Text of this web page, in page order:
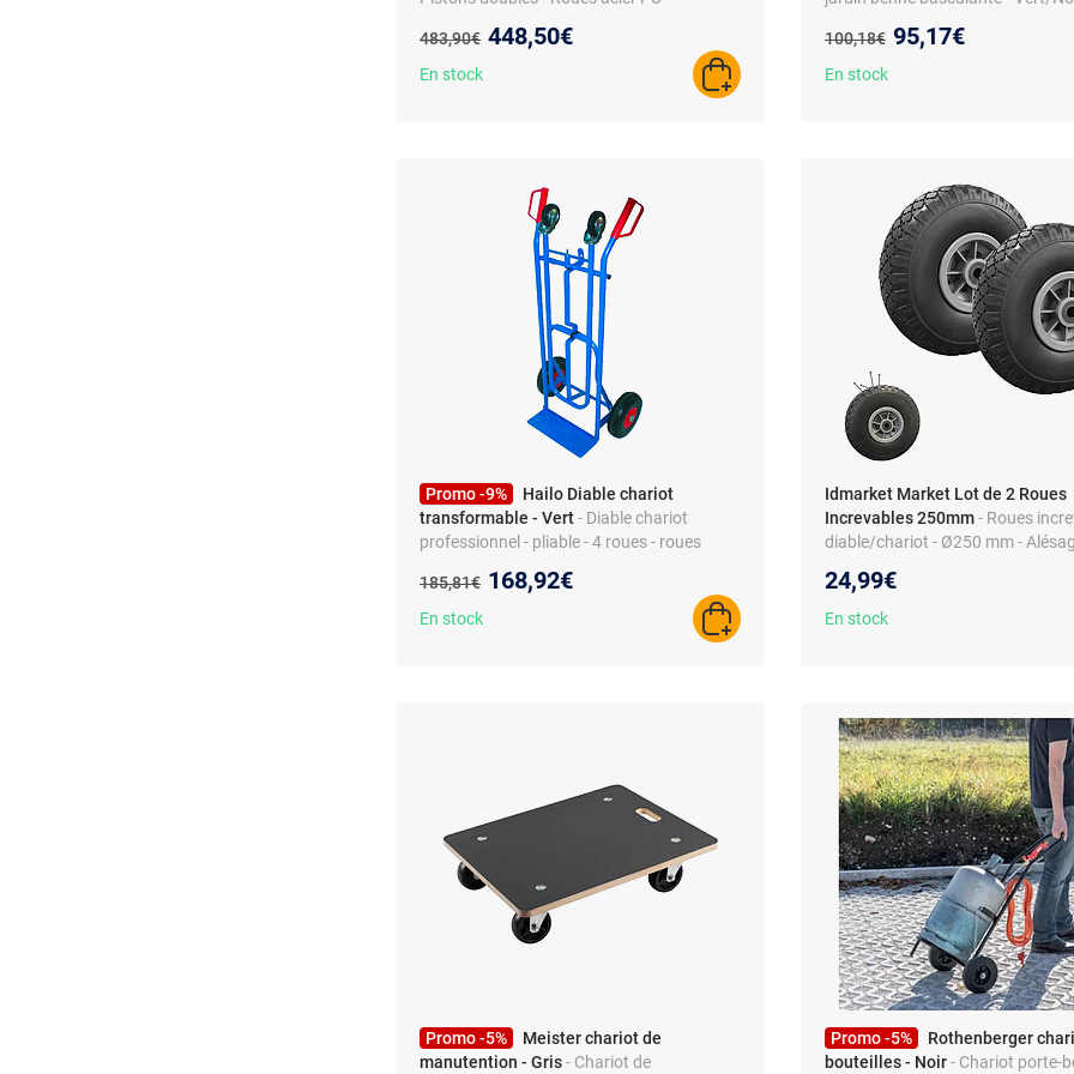
Ancien prix :
483,90€ Nouveau prix :
448,50€
En stock
AJOUTER AU PANIER
Ancien prix :
100,18€ Nouveau prix :
95,17€
En stock
Promo -9%
Hailo Diable chariot
transformable - Vert- Diable chariot
professionnel - pliable - 4 roues - roues
Ancien prix :
185,81€ Nouveau prix :
168,92€
En stock
AJOUTER AU PANIER
Idmarket Market Lot de 2 Roues
Increvables 250mm- Roues
diable/chariot - Ø250 mm -
24,99€
En stock
Promo -5%
Meister chariot de
manutention - Gris- Chariot de
Promo -5%
Rothenberger
bouteilles - Noir- Chariot porte-